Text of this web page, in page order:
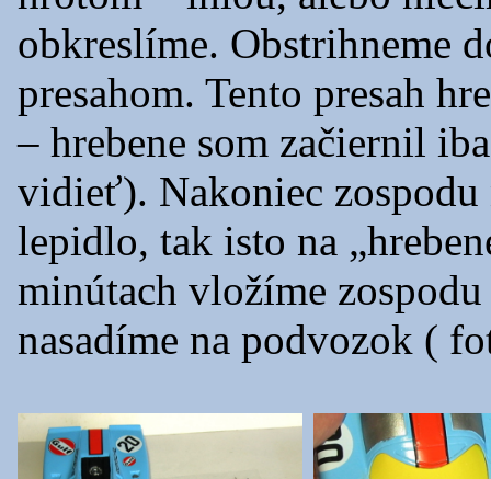
obkreslíme. Obstrihneme
presahom. Tento presah
– hrebene som začiernil
vidieť). Nakoniec zospodu
lepidlo, tak isto na
minútach vložíme
nasadíme na podvozok (